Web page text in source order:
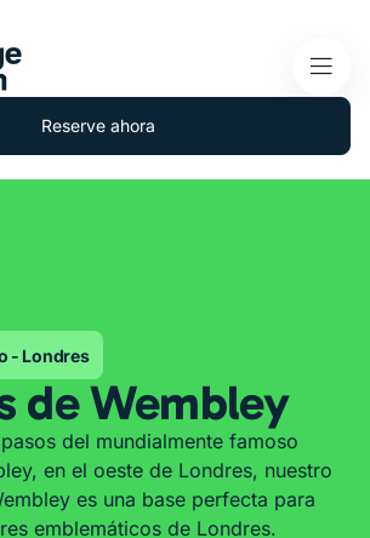
Reserve ahora
- Londres
de Wembley
del mundialmente famoso
en el oeste de Londres, nuestro
es una base perfecta para
emblemáticos de Londres.